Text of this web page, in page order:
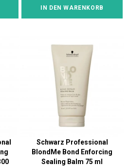
IN DEN WARENKORB
Schwarz Professional
BlondMe Bond Enforcing
Sealing Balm 75 ml